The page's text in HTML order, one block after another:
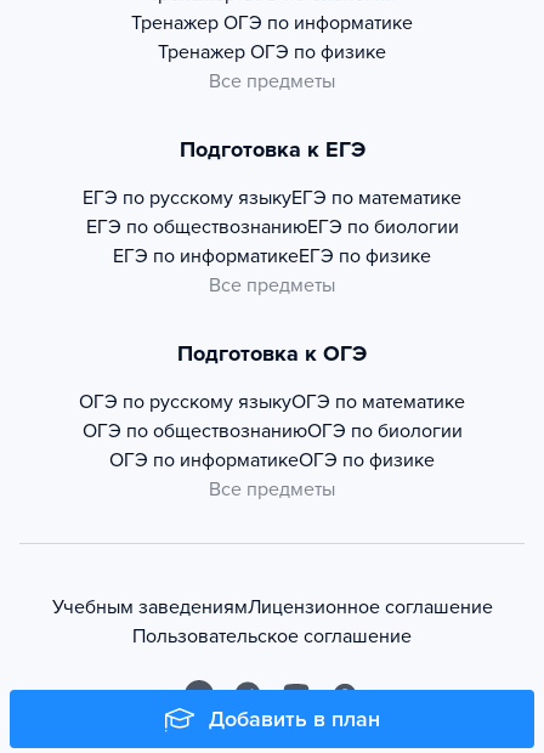
Добавить в план
Тренажер ОГЭ по информатике
Тренажер ОГЭ по физике
Все предметы
Подготовка к ЕГЭ
ЕГЭ по русскому языкуЕГЭ по математике
ЕГЭ по обществознаниюЕГЭ по биологии
ЕГЭ по информатикеЕГЭ по физике
Все предметы
Подготовка к ОГЭ
ОГЭ по русскому языкуОГЭ по математике
ОГЭ по обществознаниюОГЭ по биологии
ОГЭ по информатикеОГЭ по физике
Все предметы
Учебным заведениямЛицензионное соглашение
Пользовательское соглашение